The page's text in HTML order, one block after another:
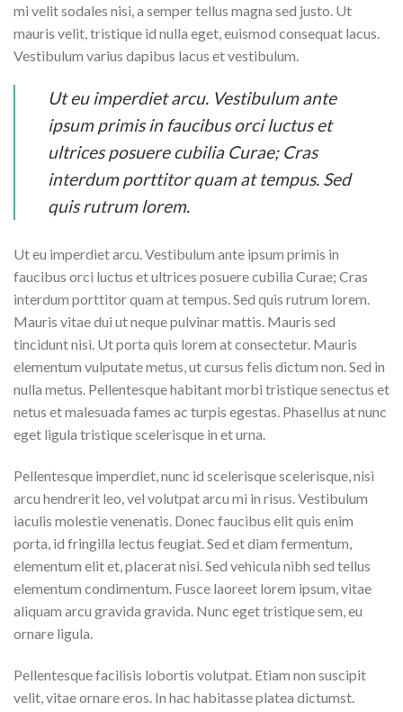
mi velit sodales nisi, a semper tellus magna sed justo. Ut
mauris velit, tristique id nulla eget, euismod consequat lacus.
Vestibulum varius dapibus lacus et vestibulum.
Ut eu imperdiet arcu. Vestibulum ante
ipsum primis in faucibus orci luctus et
ultrices posuere cubilia Curae; Cras
interdum porttitor quam at tempus. Sed
quis rutrum lorem.
Ut eu imperdiet arcu. Vestibulum ante ipsum primis in
faucibus orci luctus et ultrices posuere cubilia Curae; Cras
interdum porttitor quam at tempus. Sed quis rutrum lorem.
Mauris vitae dui ut neque pulvinar mattis. Mauris sed
tincidunt nisi. Ut porta quis lorem at consectetur. Mauris
elementum vulputate metus, ut cursus felis dictum non. Sed in
nulla metus. Pellentesque habitant morbi tristique senectus et
netus et malesuada fames ac turpis egestas. Phasellus at nunc
eget ligula tristique scelerisque in et urna.
Pellentesque imperdiet, nunc id scelerisque scelerisque, nisi
arcu hendrerit leo, vel volutpat arcu mi in risus. Vestibulum
iaculis molestie venenatis. Donec faucibus elit quis enim
porta, id fringilla lectus feugiat. Sed et diam fermentum,
elementum elit et, placerat nisi. Sed vehicula nibh sed tellus
elementum condimentum. Fusce laoreet lorem ipsum, vitae
aliquam arcu gravida gravida. Nunc eget tristique sem, eu
ornare ligula.
Pellentesque facilisis lobortis volutpat. Etiam non suscipit
velit, vitae ornare eros. In hac habitasse platea dictumst.